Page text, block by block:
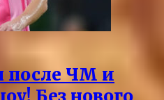
после ЧМ и